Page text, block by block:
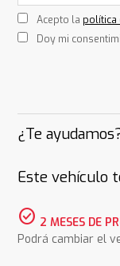
Acepto la política
Doy mi
¿Te
Este vehículo
check_circle 2 MESES DE
Podrá cambiar el